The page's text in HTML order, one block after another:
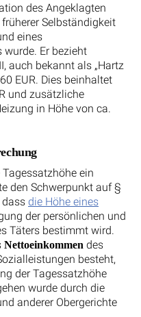
des Angeklagten
Selbständigkeit
eines
Er bezieht
auch bekannt als „Hartz
EUR. Dies beinhaltet
und zusätzliche
in Höhe von ca.
ein
den Schwerpunkt auf §
dass die Höhe eines
der persönlichen und
Täters bestimmt wird.
Nettoeinkommen des
besteht,
der Tagessatzhöhe
wurde durch die
anderer Obergerichte